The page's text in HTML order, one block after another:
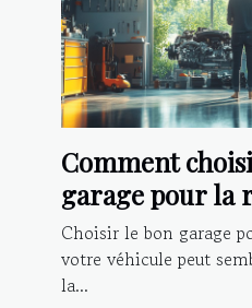
Comment
garage pour la
votre véhicule ?
Choisir le bon garage
votre véhicule peut
la...